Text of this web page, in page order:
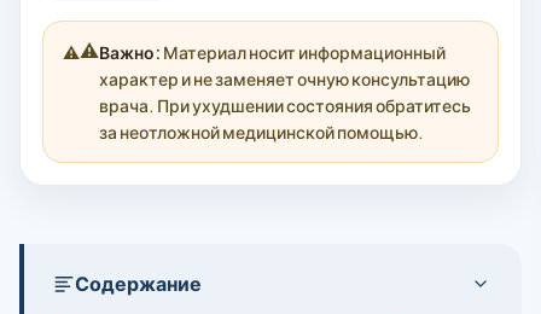
⚠️Важно: Материал носит информационный
характер и не заменяет очную консультацию
врача. При ухудшении состояния обратитесь
за неотложной медицинской помощью.
Содержание